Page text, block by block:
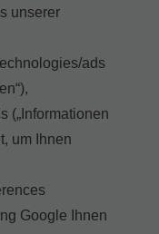
unserer
ads
(„Informationen
um Ihnen
Google Ihnen